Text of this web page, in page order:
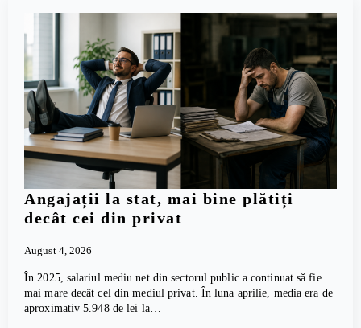
Angajații la stat, mai bine plătiți
decât cei din privat
August 4, 2026
În 2025, salariul mediu net din sectorul public a continuat să fie
mai mare decât cel din mediul privat. În luna aprilie, media era de
aproximativ 5.948 de lei la…